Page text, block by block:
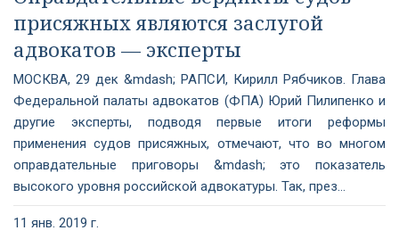
присяжных являются заслугой
адвокатов — эксперты
МОСКВА, 29 дек &mdash; РАПСИ, Кирилл Рябчиков. Глава
Федеральной палаты адвокатов (ФПА) Юрий Пилипенко и
другие эксперты, подводя первые итоги реформы
применения судов присяжных, отмечают, что во многом
оправдательные приговоры &mdash; это показатель
высокого уровня российской адвокатуры. Так, през...
11 янв. 2019 г.